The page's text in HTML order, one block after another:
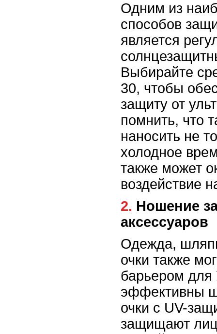
Одним из
способов
является
Выбирайте
30, чтобы
защиту от
помнить, что
наносить не
холодное
также может
воздействие
2. Ношение защитной одежды и
аксессуаров
Одежда,
очки также
барьером
эффективны
очки с UV-
защищают